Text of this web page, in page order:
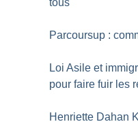
tous
Parcoursup :
Loi Asile et
pour faire fuir les
Henriette Dahan